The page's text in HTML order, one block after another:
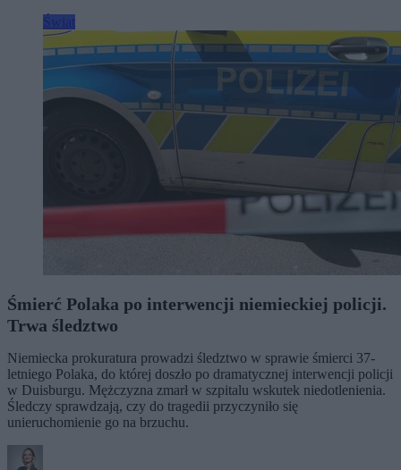
Śmierć Polaka po interwencji niemieckiej policji.
Trwa śledztwo
Niemiecka prokuratura prowadzi śledztwo w sprawie śmierci 37-
letniego Polaka, do której doszło po dramatycznej interwencji policji
w Duisburgu. Mężczyzna zmarł w szpitalu wskutek niedotlenienia.
Śledczy sprawdzają, czy do tragedii przyczyniło się
unieruchomienie go na brzuchu.